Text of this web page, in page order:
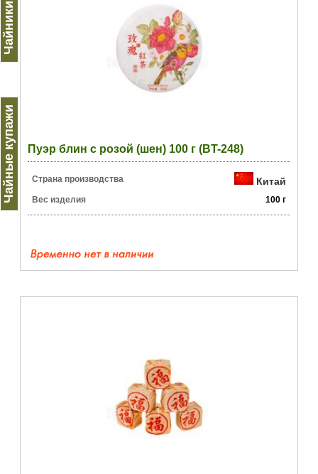
Чайники
Чайные купажи Пуэр блин с розой (шен) 100 г (BT-248)
Страна производства Китай
Вес изделия 100 г